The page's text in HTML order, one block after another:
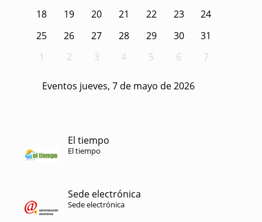
18
19 20 21 22 23
24
25
26 27 28 29 30
31
1
2 3 4 5 6 7
Eventos jueves, 7 de mayo de 2026
El tiempo
El tiempo
Sede electrónica
Sede electrónica